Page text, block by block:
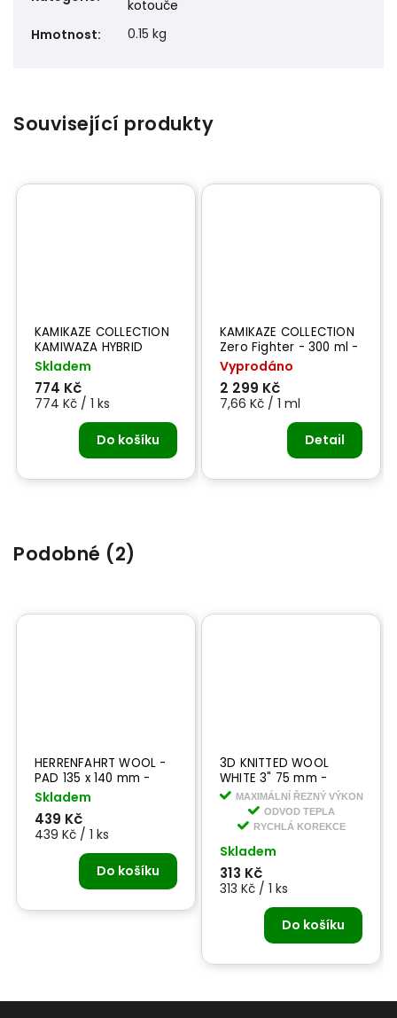
kotouče
Hmotnost: 0.15 kg
Související produkty
KAMIKAZE COLLECTION
KAMIWAZA HYBRID
WOOL PAD -brusný
kotouč 125 mm
Skladem
774 Kč
774 Kč / 1 ks
Do košíku
KAMIKAZE COLLECTION
Zero Fighter - 300 ml -
leštící opravná pasty
Vyprodáno
2 299 Kč
7,66 Kč / 1 ml
Detail
Podobné (2)
HERRENFAHRT WOOL -
PAD 135 x 140 mm -
brusný kotouč
Skladem
439 Kč
439 Kč / 1 ks
Do košíku
3D KNITTED WOOL
WHITE 3" 75 mm -
brusný kotouč
MAXIMÁLNÍ ŘEZNÝ VÝKON
ODVOD TEPLA
RYCHLÁ KOREKCE
Skladem
313 Kč
313 Kč / 1 ks
Do košíku